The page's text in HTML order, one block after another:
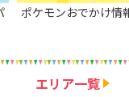
ポケモンおでかけ情
エリア一覧